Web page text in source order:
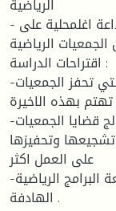
الرياضية
- لا يوجد تأثير كبير للصحفي الرياضي بالاذاعة اغلمحلية على
الرياضية
اقتراحات الدراسة :
-يجب الاهتمام باعداد الربامج الرياضية التي تحفز الجمعيات
تهتم بهذه الاخيرة
-ينبغي الاهتمام بالمواضيع التي تعالج قضايا الجمعيات
وتحفيزها
على العمل اكثر
-ارشاد رؤساء الجمعيات من أجل متابعة البرامج الرياضية
الهادفة .